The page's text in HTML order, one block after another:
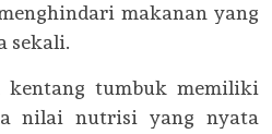
makanan yang
sekali.
tumbuk memiliki
nilai nutrisi yang nyata